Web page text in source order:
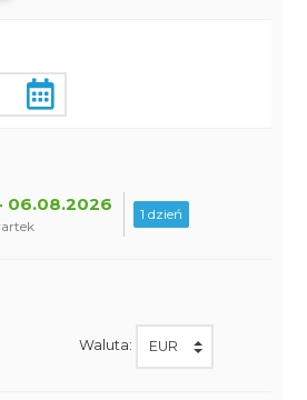
06.08.2026 1 dzień
Waluta: